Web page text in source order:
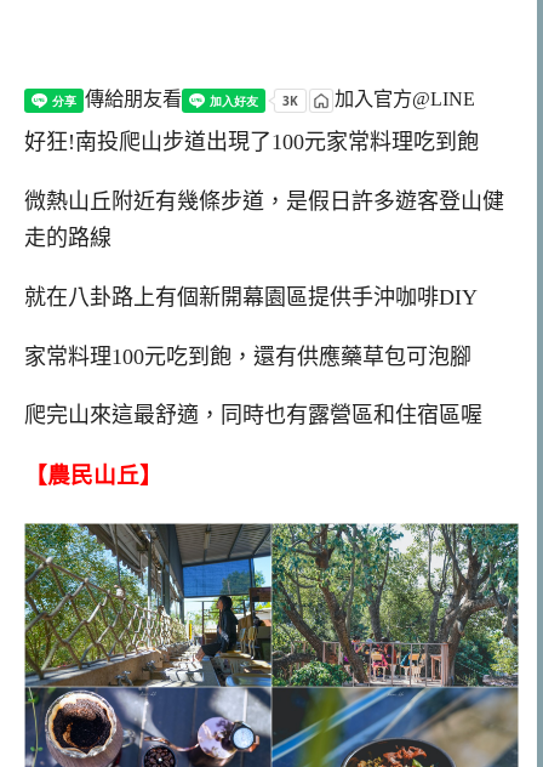
傳給朋友看 加入官方@LINE
好狂!南投爬山步道出現了100元家常料理吃到飽
微熱山丘附近有幾條步道，是假日許多遊客登山健
走的路線
就在八卦路上有個新開幕園區提供手沖咖啡DIY
家常料理100元吃到飽，還有供應藥草包可泡腳
爬完山來這最舒適，同時也有露營區和住宿區喔
【農民山丘】